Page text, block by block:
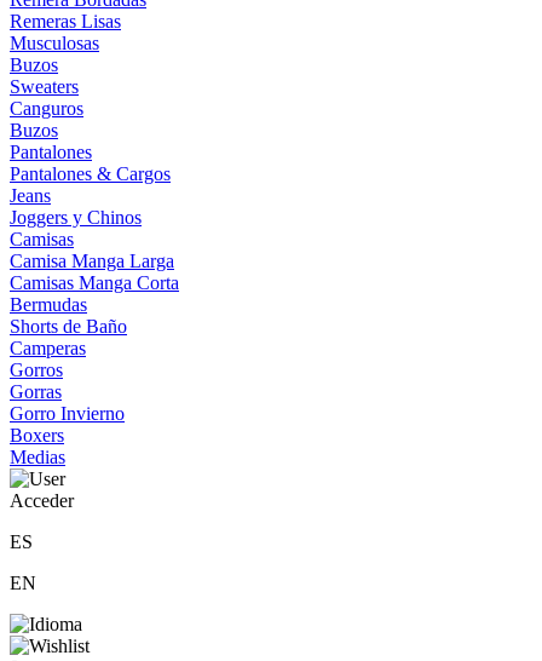
Remeras Lisas
Musculosas
Buzos
Sweaters
Canguros
Buzos
Pantalones
Pantalones & Cargos
Jeans
Joggers y Chinos
Camisas
Camisa Manga Larga
Camisas Manga Corta
Bermudas
Shorts de Baño
Camperas
Gorros
Gorras
Gorro Invierno
Boxers
Medias
Acceder
ES
EN